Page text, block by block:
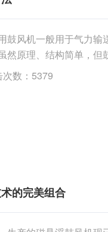
鼓风机一般用于气力
然原理、结构简单，
茨风机在使用时须具
数：5379
的完美组合